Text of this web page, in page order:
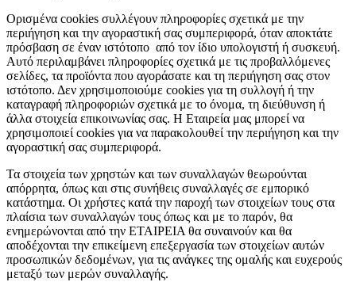
Ορισμένα cookies συλλέγουν πληροφορίες σχετικά με την
περιήγηση και την αγοραστική σας συμπεριφορά, όταν αποκτάτε
πρόσβαση σε έναν ιστότοπο από τον ίδιο υπολογιστή ή συσκευή.
Αυτό περιλαμβάνει πληροφορίες σχετικά με τις προβαλλόμενες
σελίδες, τα προϊόντα που αγοράσατε και τη περιήγηση σας στον
ιστότοπο. Δεν χρησιμοποιούμε cookies για τη συλλογή ή την
καταγραφή πληροφοριών σχετικά με το όνομα, τη διεύθυνση ή
άλλα στοιχεία επικοινωνίας σας. Η Εταιρεία μας μπορεί να
χρησιμοποιεί cookies για να παρακολουθεί την περιήγηση και την
αγοραστική σας συμπεριφορά.
Τα στοιχεία των χρηστών και των συναλλαγών θεωρούνται
απόρρητα, όπως και στις συνήθεις συναλλαγές σε εμπορικό
κατάστημα. Οι χρήστες κατά την παροχή των στοιχείων τους στα
πλαίσια των συναλλαγών τους όπως και με το παρόν, θα
ενημερώνονται από την ΕΤΑΙΡΕΙΑ θα συναινούν και θα
αποδέχονται την επικείμενη επεξεργασία των στοιχείων αυτών
προσωπικών δεδομένων, για τις ανάγκες της ομαλής και ευχερούς
μεταξύ των μερών συναλλαγής.